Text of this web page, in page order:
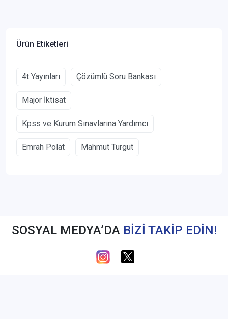
Ürün Etiketleri
4t Yayınları Çözümlü Soru Bankası
Majör İktisat
Kpss ve Kurum Sınavlarına Yardımcı
Emrah Polat Mahmut Turgut
SOSYAL MEDYA’DA BİZİ TAKİP EDİN!